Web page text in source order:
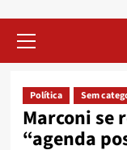
Menu
Política Sem
Marconi se
“agenda